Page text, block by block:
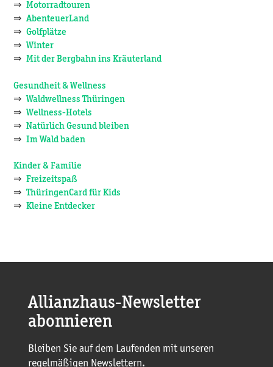
⇒ Motorradtouren
⇒AbenteuerLand
⇒ Golfplätze
⇒ Winter
⇒ Mit der Bergbahn ins Kräuterland
Gesundheit & Wellness
⇒ Waldwellness Thüringen
⇒ Wellness-Hotels
⇒ Natürlich Gesund bleiben
⇒ Im Wald baden
Kinder & Familie
⇒ Freizeitspaß
⇒ ThüringenCard für Kids
⇒ Kleine Entdecker
Allianzhaus-Newsletter
abonnieren
Bleiben Sie auf dem Laufenden mit unseren
regelmäßigen Newslettern.